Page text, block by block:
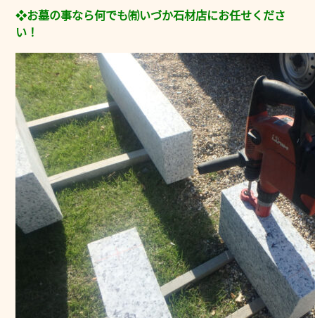
❖お墓の事なら何でも㈲いづか石材店にお任せくださ
い！